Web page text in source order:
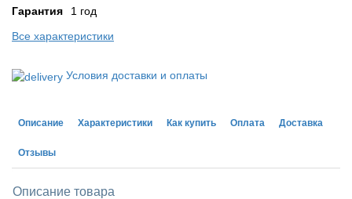
Гарантия
1 год
Все характеристики
Условия доставки и оплаты
Описание Характеристики Как купить Оплата Доставка
Отзывы
Описание товара